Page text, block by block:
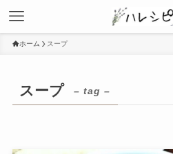
ホーム スープ
スープ – tag –